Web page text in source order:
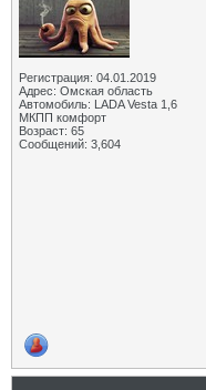
Регистрация: 04.01.2019
Адрес: Омская область
Автомобиль: LADA Vesta 1,6
МКПП комфорт
Возраст: 65
Сообщений: 3,604